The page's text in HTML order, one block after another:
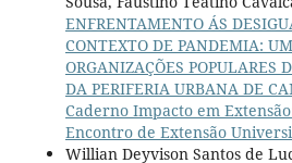
ENFRENTAMENTO ÁS
CONTEXTO DE PANDEMIA:
ORGANIZAÇÕES POPULARES
DA PERIFERIA URBANA DE
Caderno Impacto em
Encontro de Extensão
Willian Deyvison Santos de